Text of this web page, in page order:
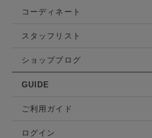
コーディネート
スタッフリスト
ショップブログ
GUIDE
ご利用ガイド
ログイン